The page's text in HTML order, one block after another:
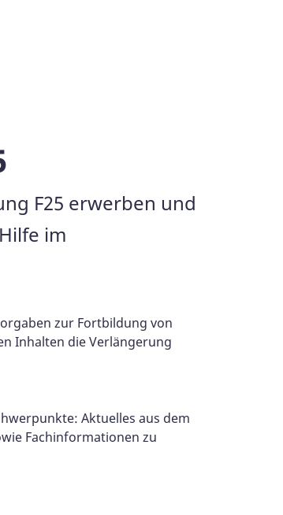
F25 erwerben und
im
zur Fortbildung von
Inhalten die Verlängerung
Aktuelles aus dem
Fachinformationen zu